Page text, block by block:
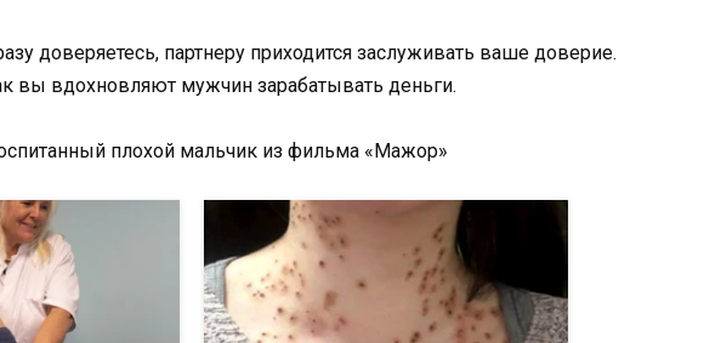
доверяетесь, партнеру приходится заслуживать ваше доверие.
вы вдохновляют мужчин зарабатывать деньги.
плохой мальчик из фильма «Мажор»